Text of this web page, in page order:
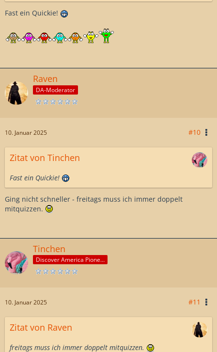
Fast ein Quickie!
Raven
DA-Moderator
10. Januar 2025 #10
Zitat von Tinchen
Fast ein Quickie!
Ging nicht schneller - freitags muss ich immer doppelt
mitquizzen.
Tinchen
Discover America Pioneer
10. Januar 2025 #11
Zitat von Raven
freitags muss ich immer doppelt mitquizzen.